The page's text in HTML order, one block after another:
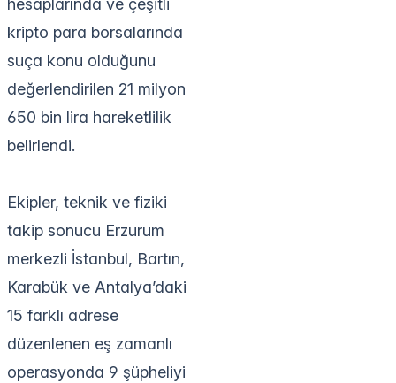
hesaplarında ve çeşitli
kripto para borsalarında
suça konu olduğunu
değerlendirilen 21 milyon
650 bin lira hareketlilik
belirlendi.
Ekipler, teknik ve fiziki
takip sonucu Erzurum
merkezli İstanbul, Bartın,
Karabük ve Antalya’daki
15 farklı adrese
düzenlenen eş zamanlı
operasyonda 9 şüpheliyi